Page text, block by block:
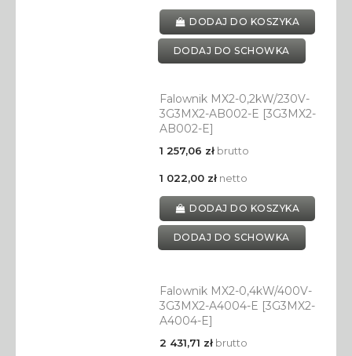
DODAJ DO KOSZYKA
DODAJ DO SCHOWKA
Falownik MX2-0,2kW/230V-
3G3MX2-AB002-E [3G3MX2-
AB002-E]
1 257,06 złbrutto
1 022,00 złnetto
DODAJ DO KOSZYKA
DODAJ DO SCHOWKA
Falownik MX2-0,4kW/400V-
3G3MX2-A4004-E [3G3MX2-
A4004-E]
2 431,71 złbrutto